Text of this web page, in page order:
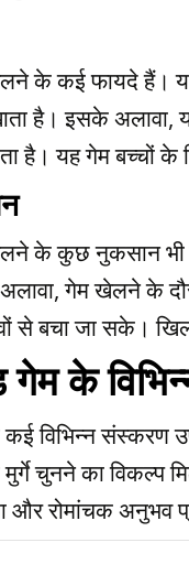
के कई फायदे हैं। यह
है। इसके अलावा,
है। यह गेम बच्चों के
के कुछ नुकसान भी
गेम खेलने के
से बचा जा सके।
गेम के
विभिन्न संस्करण
मुर्गे चुनने का विकल्प
रोमांचक अनुभव